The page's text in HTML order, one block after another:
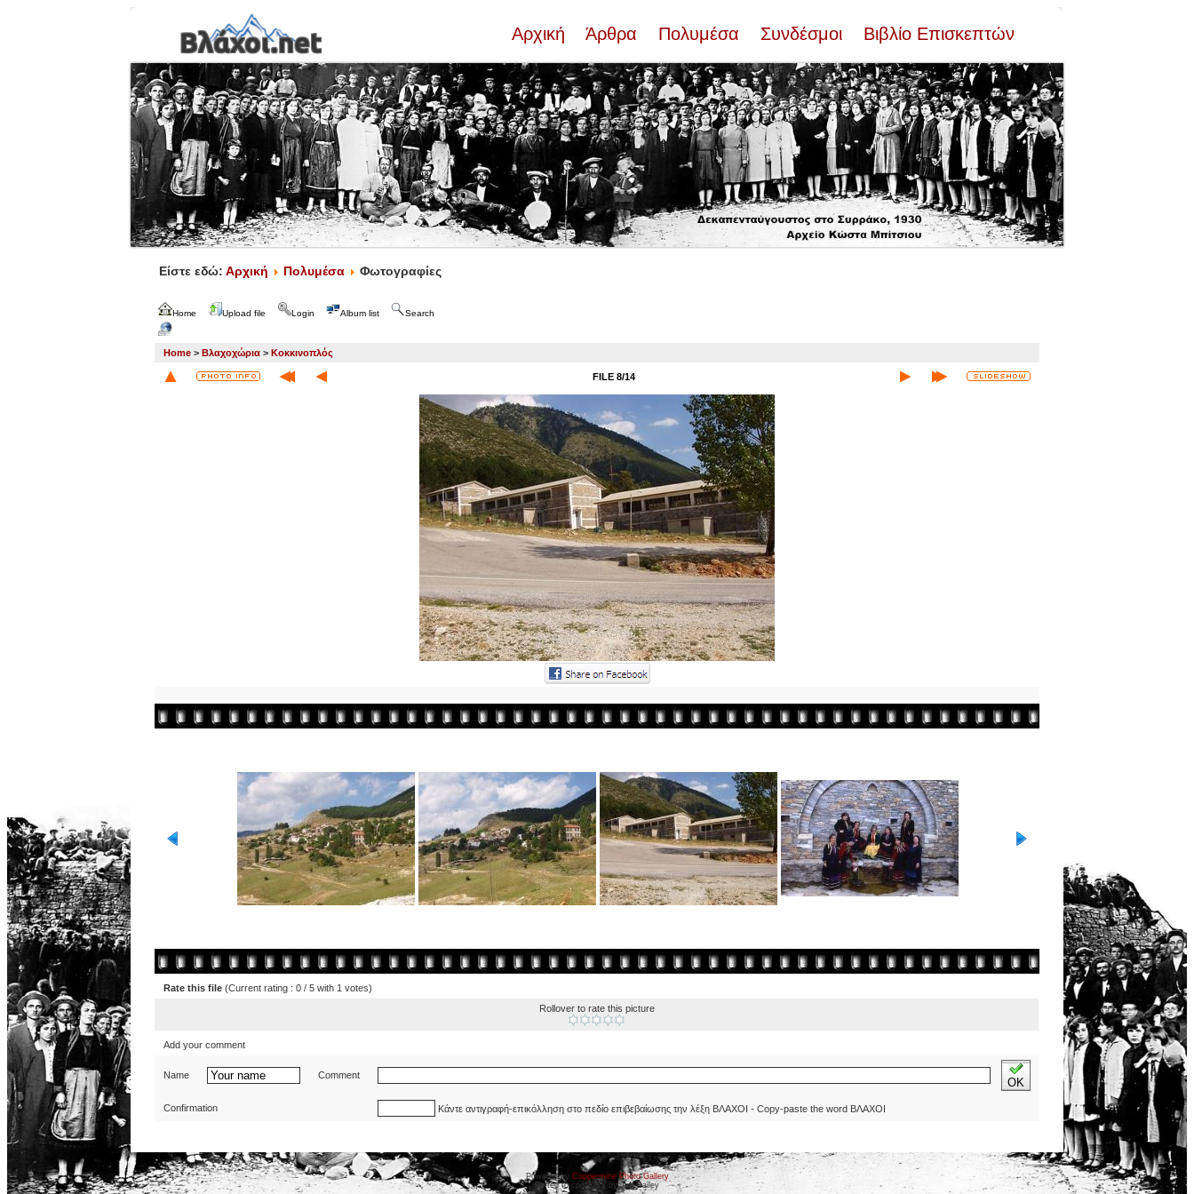
Αρχική Άρθρα Πολυμέσα Συνδέσμοι Βιβλίο Επισκεπτών
Είστε εδώ: Αρχική Πολυμέσα Φωτογραφίες
Home Upload file Login Album list Search
Home > Βλαχοχώρια > Κοκκινοπλός
FILE 8/14
Rate this file (Current rating : 0 / 5 with 1 votes)
Rollover to rate this picture
Add your comment
Name Comment
OK
Confirmation Κάντε αντιγραφή-επικόλληση στο πεδίο επιβεβαίωσης την λέξη ΒΛΑΧΟΙ - Copy-paste the word ΒΛΑΧΟΙ
Powered by Coppermine Photo Gallery
Ported to cpg 1.5.x by Jeff Bailey